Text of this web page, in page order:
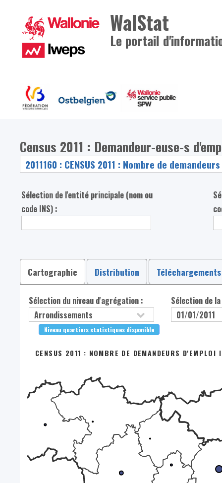
WalStat
Le portail
Census 2011 : Demandeur-euse-s
Sélection de l'entité principale (nom ou
code INS) :
Cartographie Distribution Téléchargements
Sélection du niveau d'agrégation :
Niveau quartiers statistiques disponible
Sélection de
CENSUS 2011 : NOMBRE DE DEMANDEURS